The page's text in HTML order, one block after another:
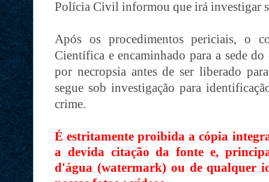
Polícia Civil informou que irá investigar
Após os procedimentos periciais, o
Científica e encaminhado para a sede
por necropsia antes de ser liberado
segue sob investigação para
crime.
É estritamente proibida a cópia
a devida citação da fonte e,
d'água (watermark) ou de qualquer